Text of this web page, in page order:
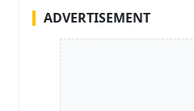
ADVERTISEMENT